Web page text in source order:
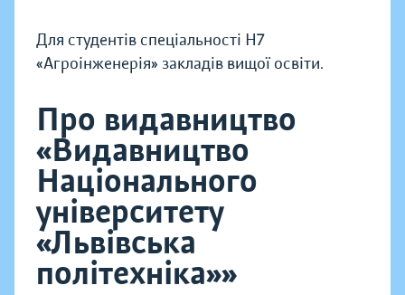
Для студентів спеціальності Н7
«Агроінженерія» закладів вищої освіти.
Про видавництво
«Видавництво
Національного
університету
«Львівська
політехніка»»